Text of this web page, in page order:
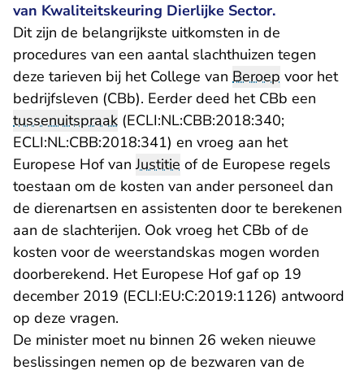
van Kwaliteitskeuring Dierlijke Sector.
Dit zijn de belangrijkste uitkomsten in de
procedures van een aantal slachthuizen tegen
deze tarieven bij het College van Beroep voor het
bedrijfsleven (CBb). Eerder deed het CBb een
tussenuitspraak (ECLI:NL:CBB:2018:340- U verlaat
;
ECLI:NL:CBB:2018:341- U verlaat Rechtspraak.nl
) en vroeg aan het
Europese Hof vanJustitie of de Europese regels
toestaan om de kosten van ander personeel dan
de dierenartsen en assistenten door te berekenen
aan de slachterijen. Ook vroeg het CBb of de
kosten voor de weerstandskas mogen worden
doorberekend. Het Europese Hof gaf op 19
december 2019 (ECLI:EU:C:2019:1126- U verlaat
) antwoord
op deze vragen.
De minister moet nu binnen 26 weken nieuwe
beslissingen nemen op de bezwaren van de